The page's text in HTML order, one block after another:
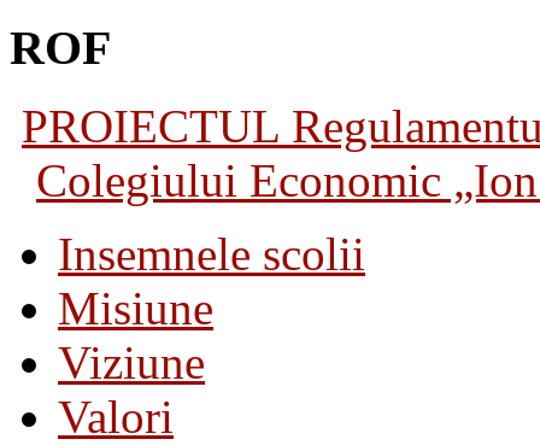
ROF
PROIECTUL
Colegiului Economic
Insemnele scolii
Misiune
Viziune
Valori